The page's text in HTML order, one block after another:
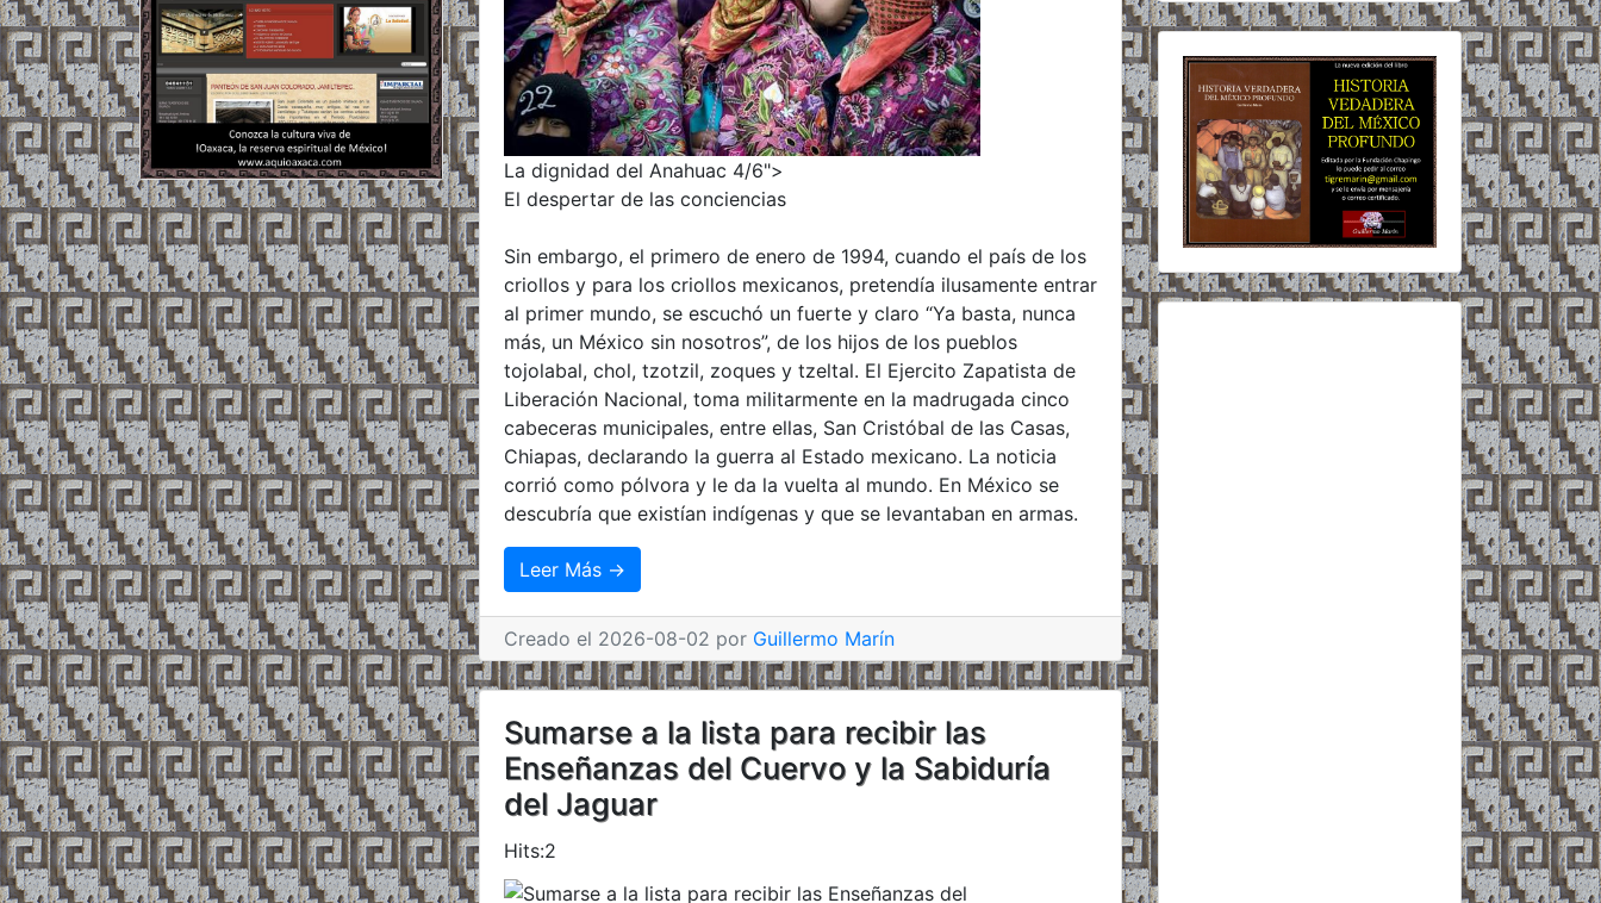
La dignidad del Anahuac 4/6">
El despertar de las conciencias
Sin embargo, el primero de enero de 1994, cuando el país de los
criollos y para los criollos mexicanos, pretendía ilusamente entrar
al primer mundo, se escuchó un fuerte y claro “Ya basta, nunca
más, un México sin nosotros”, de los hijos de los pueblos
tojolabal, chol, tzotzil, zoques y tzeltal. El Ejercito Zapatista de
Liberación Nacional, toma militarmente en la madrugada cinco
cabeceras municipales, entre ellas, San Cristóbal de las Casas,
Chiapas, declarando la guerra al Estado mexicano. La noticia
corrió como pólvora y le da la vuelta al mundo. En México se
descubría que existían indígenas y que se levantaban en armas.
Leer Más →
Creado el 2026-08-02 por Guillermo Marín
Sumarse a la lista para recibir las
Enseñanzas del Cuervo y la Sabiduría
del Jaguar
Hits:2